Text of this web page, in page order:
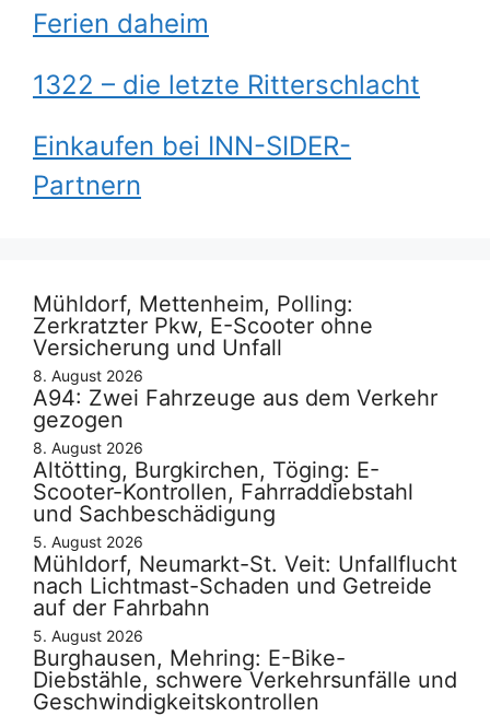
Ferien daheim
1322 – die letzte Ritterschlacht
Einkaufen bei INN-SIDER-
Partnern
Mühldorf, Mettenheim, Polling:
Zerkratzter Pkw, E-Scooter ohne
Versicherung und Unfall
8. August 2026
A94: Zwei Fahrzeuge aus dem Verkehr
gezogen
8. August 2026
Altötting, Burgkirchen, Töging: E-
Scooter-Kontrollen, Fahrraddiebstahl
und Sachbeschädigung
5. August 2026
Mühldorf, Neumarkt-St. Veit: Unfallflucht
nach Lichtmast-Schaden und Getreide
auf der Fahrbahn
5. August 2026
Burghausen, Mehring: E-Bike-
Diebstähle, schwere Verkehrsunfälle und
Geschwindigkeitskontrollen